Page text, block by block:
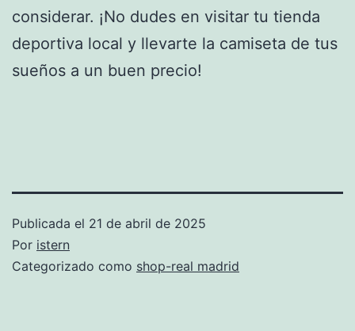
considerar. ¡No dudes en visitar tu tienda
deportiva local y llevarte la camiseta de tus
sueños a un buen precio!
Publicada el 21 de abril de 2025
Por istern
Categorizado como shop-real madrid